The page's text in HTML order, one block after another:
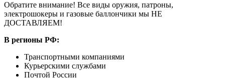
Обратите внимание! Все виды оружия, патроны,
электрошокеры и газовые баллончики мы НЕ
ДОСТАВЛЯЕМ!
В регионы РФ:
Транспортными компаниями
Курьерскими службами
Почтой России